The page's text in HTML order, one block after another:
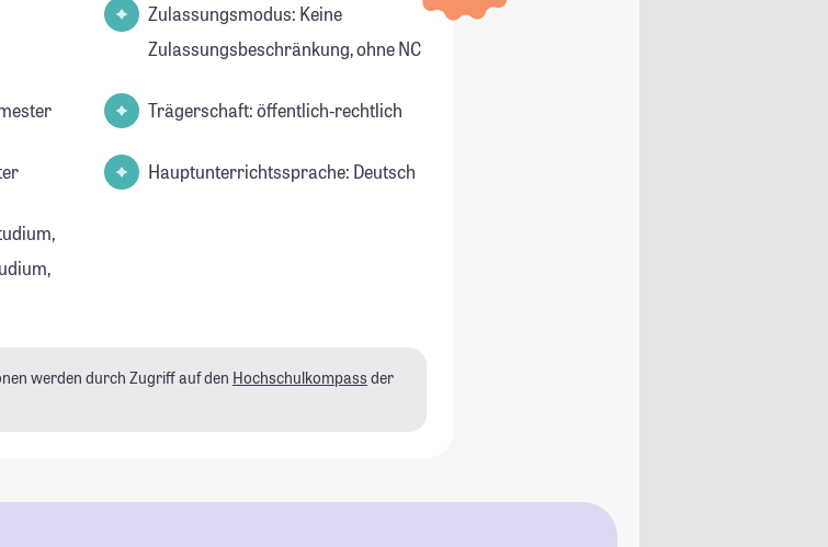
Zulassungsmodus: Keine
Zulassungsbeschränkung, ohne NC
Trägerschaft: öffentlich-rechtlich
Hauptunterrichtssprache: Deutsch
werden durch Zugriff auf den Hochschulkompass der